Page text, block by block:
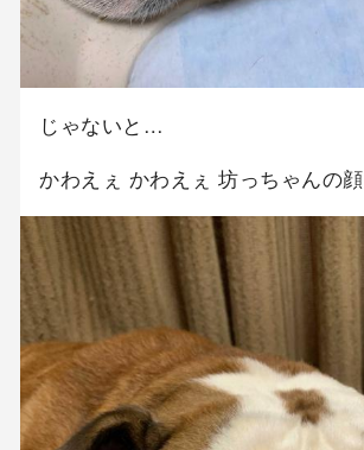
じゃないと…
かわえぇ かわえぇ 坊っちゃんの